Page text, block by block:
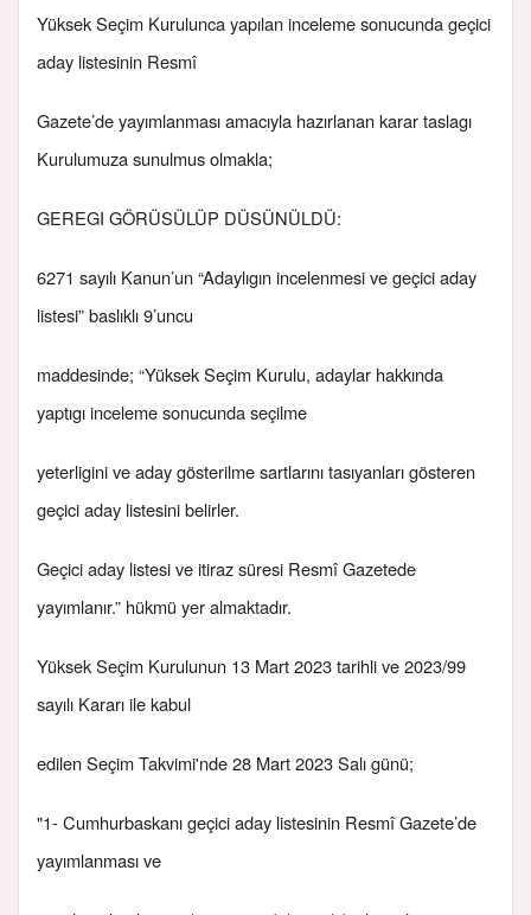
Yüksek Seçim Kurulunca yapılan inceleme sonucunda geçici
aday listesinin Resmî
Gazete’de yayımlanması amacıyla hazırlanan karar taslagı
Kurulumuza sunulmus olmakla;
GEREGI GÖRÜSÜLÜP DÜSÜNÜLDÜ:
6271 sayılı Kanun’un “Adaylıgın incelenmesi ve geçici aday
listesi” baslıklı 9’uncu
maddesinde; “Yüksek Seçim Kurulu, adaylar hakkında
yaptıgı inceleme sonucunda seçilme
yeterligini ve aday gösterilme sartlarını tasıyanları gösteren
geçici aday listesini belirler.
Geçici aday listesi ve itiraz süresi Resmî Gazetede
yayımlanır.” hükmü yer almaktadır.
Yüksek Seçim Kurulunun 13 Mart 2023 tarihli ve 2023/99
sayılı Kararı ile kabul
edilen Seçim Takvimi'nde 28 Mart 2023 Salı günü;
"1- Cumhurbaskanı geçici aday listesinin Resmî Gazete’de
yayımlanması ve